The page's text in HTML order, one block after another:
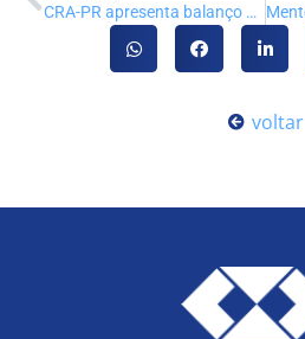
CRA-PR apresenta balanço de ações fiscalizatórias, amplia esclarecimentos e valorização da Administração
voltar